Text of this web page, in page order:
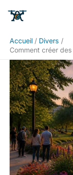
Accueil
Divers
Comment créer